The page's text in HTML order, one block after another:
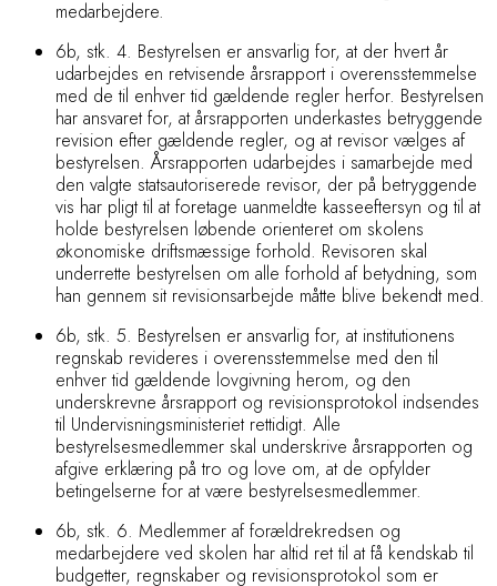
medarbejdere.
6b, stk. 4. Bestyrelsen er ansvarlig for, at der hvert år
udarbejdes en retvisende årsrapport i overensstemmelse
med de til enhver tid gældende regler herfor. Bestyrelsen
har ansvaret for, at årsrapporten underkastes betryggende
revision efter gældende regler, og at revisor vælges af
bestyrelsen. Årsrapporten udarbejdes i samarbejde med
den valgte statsautoriserede revisor, der på betryggende
vis har pligt til at foretage uanmeldte kasseeftersyn og til at
holde bestyrelsen løbende orienteret om skolens
økonomiske driftsmæssige forhold. Revisoren skal
underrette bestyrelsen om alle forhold af betydning, som
han gennem sit revisionsarbejde måtte blive bekendt med.
6b, stk. 5. Bestyrelsen er ansvarlig for, at institutionens
regnskab revideres i overensstemmelse med den til
enhver tid gældende lovgivning herom, og den
underskrevne årsrapport og revisionsprotokol indsendes
til Undervisningsministeriet rettidigt. Alle
bestyrelsesmedlemmer skal underskrive årsrapporten og
afgive erklæring på tro og love om, at de opfylder
betingelserne for at være bestyrelsesmedlemmer.
6b, stk. 6. Medlemmer af forældrekredsen og
medarbejdere ved skolen har altid ret til at få kendskab til
budgetter, regnskaber og revisionsprotokol som er